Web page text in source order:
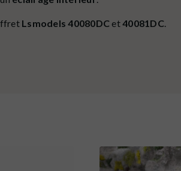
Lsmodels40080DC et40081DC.